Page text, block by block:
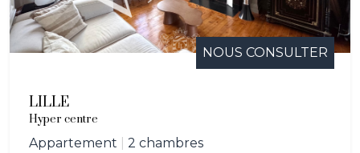
NOUS CONSULTER
LILLE
Hyper centre
Appartement 2 chambres